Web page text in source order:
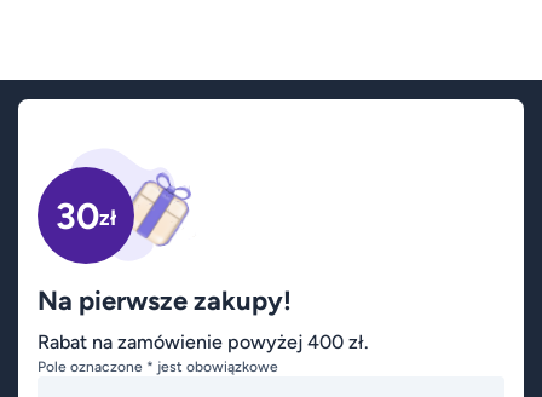
30zł
Na pierwsze zakupy!
Rabat na zamówienie powyżej 400 zł.
Pole oznaczone * jest obowiązkowe